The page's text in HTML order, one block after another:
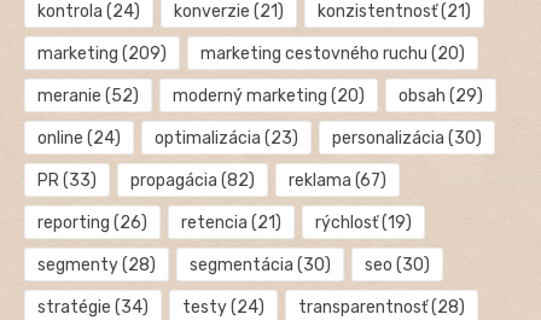
kontrola (24) konverzie (21) konzistentnosť(21)
marketing (209) marketing cestovného ruchu (20)
meranie (52) moderný marketing (20) obsah (29)
online (24) optimalizácia (23) personalizácia (30)
PR(33) propagácia (82) reklama (67)
reporting (26) retencia (21) rýchlosť(19)
segmenty(28) segmentácia (30) seo (30)
stratégie (34) testy(24) transparentnosť(28)